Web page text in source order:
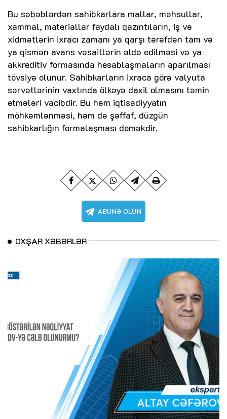
Bu səbəblərdən sahibkarlara mallar, məhsullar,
xammal, materiallar faydalı qazıntıların, iş və
xidmətlərin ixracı zamanı ya qarşı tərəfdən tam və
ya qismən avans vəsaitlərin əldə edilməsi və ya
akkreditiv formasında hesablaşmaların aparılması
tövsiyə olunur. Sahibkarların ixraca görə valyuta
sərvətlərinin vaxtında ölkəyə daxil olmasını təmin
etmələri vacibdir. Bu həm iqtisadiyyatın
möhkəmlənməsi, həm də şəffaf, düzgün
sahibkarlığın formalaşması deməkdir.
OXŞAR XƏBƏRLƏR